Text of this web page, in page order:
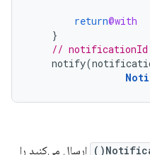
return@with
}
// notificationId
notify(
ارسال می‌کنید را